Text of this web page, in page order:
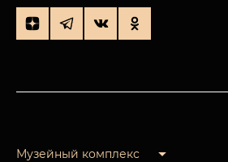
Музейный комплекс